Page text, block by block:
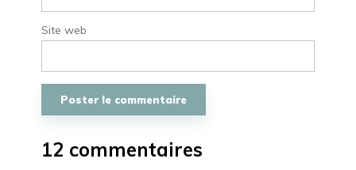
Site web
12 commentaires